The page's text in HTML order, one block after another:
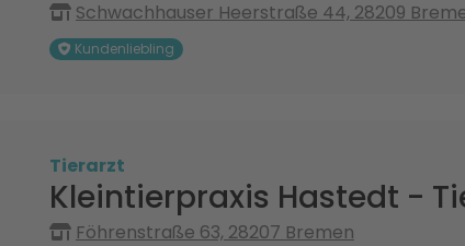
Schwachhauser Heerstraße 44, 28209
Kundenliebling
Tierarzt
Kleintierpraxis Hastedt -
Föhrenstraße 63, 28207 Bremen